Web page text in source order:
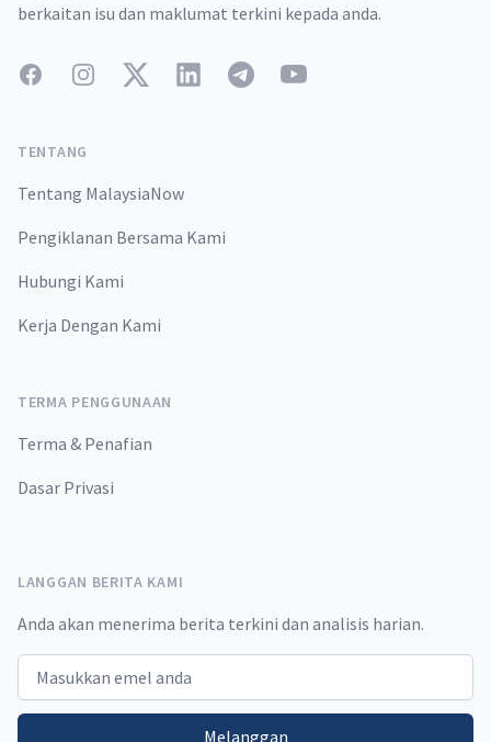
berkaitan isu dan maklumat terkini kepada anda.
FacebookInstagramTwitterLinkedInTelegramYouTube
TENTANG
Tentang MalaysiaNow
Pengiklanan Bersama Kami
Hubungi Kami
Kerja Dengan Kami
TERMA PENGGUNAAN
Terma & Penafian
Dasar Privasi
LANGGAN BERITA KAMI
Anda akan menerima berita terkini dan analisis harian.
Email address
Melanggan